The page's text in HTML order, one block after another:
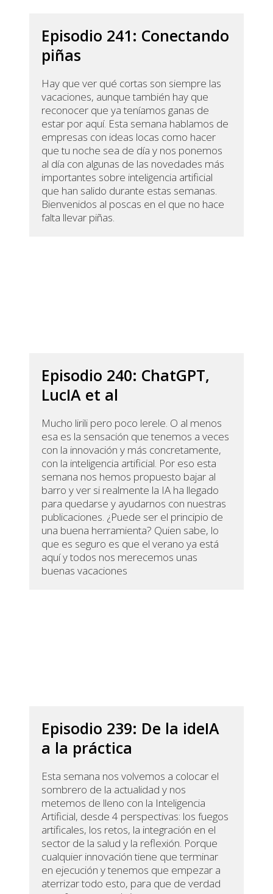
Episodio 241: Conectando
piñas
Hay que ver qué cortas son siempre las
vacaciones, aunque también hay que
reconocer que ya teníamos ganas de
estar por aquí. Esta semana hablamos de
empresas con ideas locas como hacer
que tu noche sea de día y nos ponemos
al día con algunas de las novedades más
importantes sobre inteligencia artificial
que han salido durante estas semanas.
Bienvenidos al poscas en el que no hace
falta llevar piñas.
Episodio 240: ChatGPT,
LucIA et al
Mucho lirili pero poco lerele. O al menos
esa es la sensación que tenemos a veces
con la innovación y más concretamente,
con la inteligencia artificial. Por eso esta
semana nos hemos propuesto bajar al
barro y ver si realmente la IA ha llegado
para quedarse y ayudarnos con nuestras
publicaciones. ¿Puede ser el principio de
una buena herramienta? Quien sabe, lo
que es seguro es que el verano ya está
aquí y todos nos merecemos unas
buenas vacaciones
Episodio 239: De la ideIA
a la práctica
Esta semana nos volvemos a colocar el
sombrero de la actualidad y nos
metemos de lleno con la Inteligencia
Artificial, desde 4 perspectivas: los fuegos
artificales, los retos, la integración en el
sector de la salud y la reflexión. Porque
cualquier innovación tiene que terminar
en ejecución y tenemos que empezar a
aterrizar todo esto, para que de verdad